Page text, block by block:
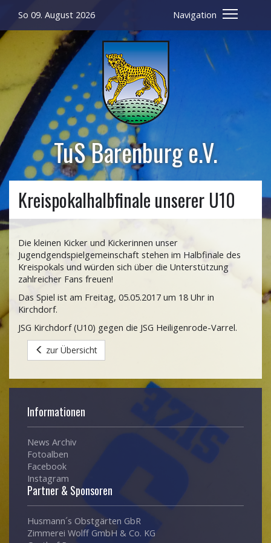
So 09. August 2026 Navigation
TuS Barenburg e.V.
Kreispokalhalbfinale unserer U10
Die kleinen Kicker und Kickerinnen unser
Jugendgendspielgemeinschaft stehen im Halbfinale des
Kreispokals und würden sich über die Unterstützung
zahlreicher Fans freuen!
Das Spiel ist am Freitag, 05.05.2017 um 18 Uhr in
Kirchdorf.
JSG Kirchdorf (U10) gegen die JSG Heiligenrode-Varrel.
zur Übersicht
Informationen
News Archiv
Fotoalben
Facebook
Instagram
Partner & Sponsoren
Husmann´s Obstgärten GbR
Zimmerei Wolff GmbH & Co. KG